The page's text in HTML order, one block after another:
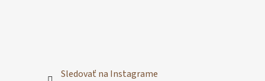
Sledovať na Instagrame